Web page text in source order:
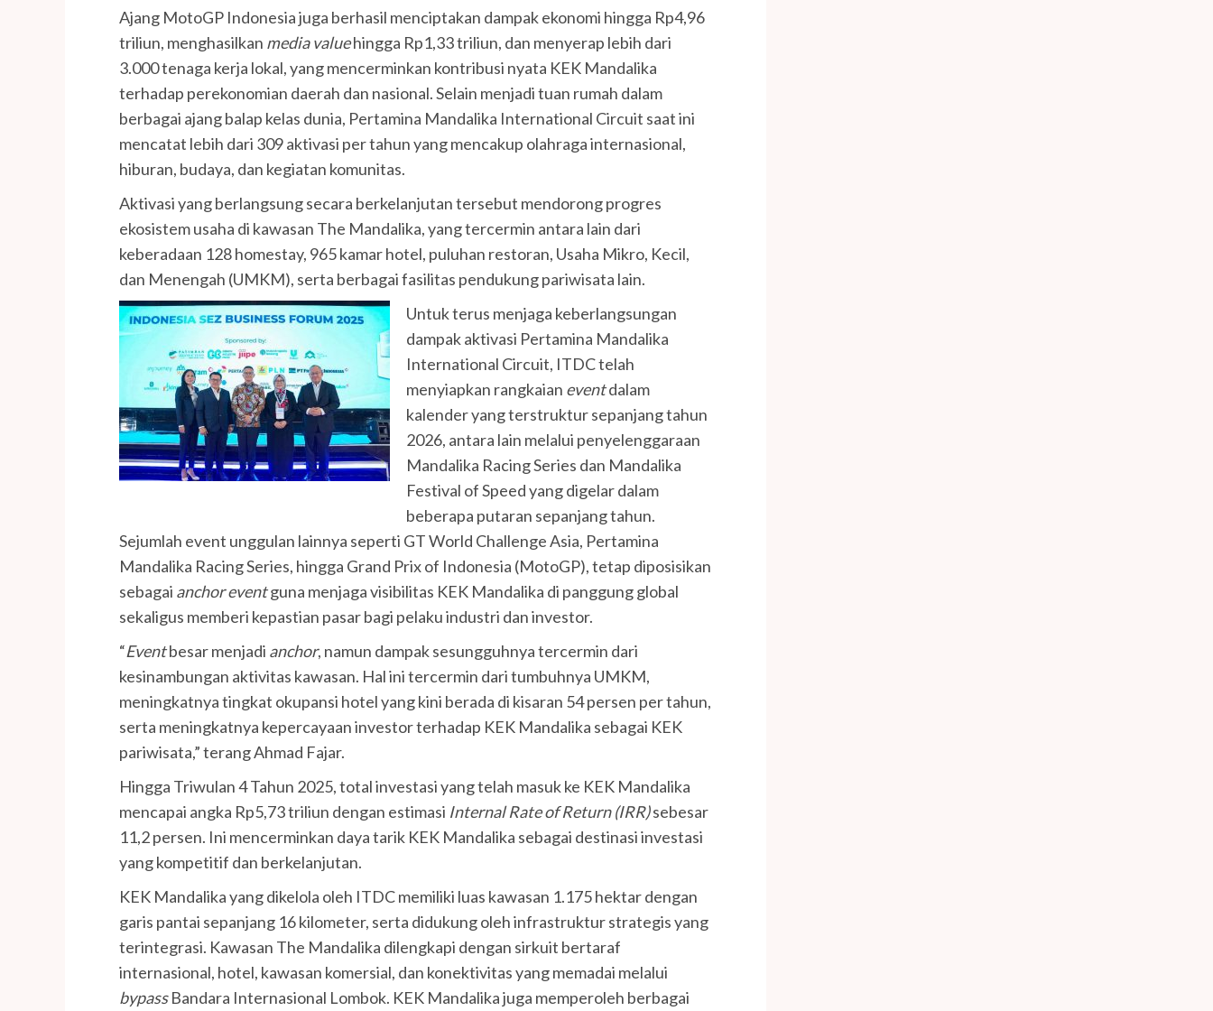
Ajang MotoGP Indonesia juga berhasil menciptakan dampak ekonomi hingga Rp4,96
triliun, menghasilkan media valuehingga Rp1,33 triliun, dan menyerap lebih dari
3.000 tenaga kerja lokal, yang mencerminkan kontribusi nyata KEK Mandalika
terhadap perekonomian daerah dan nasional. Selain menjadi tuan rumah dalam
berbagai ajang balap kelas dunia, Pertamina Mandalika International Circuit saat ini
mencatat lebih dari 309 aktivasi per tahun yang mencakup olahraga internasional,
hiburan, budaya, dan kegiatan komunitas.
Aktivasi yang berlangsung secara berkelanjutan tersebut mendorong progres
ekosistem usaha di kawasan The Mandalika, yang tercermin antara lain dari
keberadaan 128 homestay, 965 kamar hotel, puluhan restoran, Usaha Mikro, Kecil,
dan Menengah (UMKM), serta berbagai fasilitas pendukung pariwisata lain.
Untuk terus menjaga keberlangsungan
dampak aktivasi Pertamina Mandalika
International Circuit, ITDC telah
menyiapkan rangkaian eventdalam
kalender yang terstruktur sepanjang tahun
2026, antara lain melalui penyelenggaraan
Mandalika Racing Series dan Mandalika
Festival of Speed yang digelar dalam
beberapa putaran sepanjang tahun.
Sejumlah event unggulan lainnya seperti GT World Challenge Asia, Pertamina
Mandalika Racing Series, hingga Grand Prix of Indonesia (MotoGP), tetap diposisikan
sebagai anchor eventguna menjaga visibilitas KEK Mandalika di panggung global
sekaligus memberi kepastian pasar bagi pelaku industri dan investor.
“Eventbesar menjadi anchor, namun dampak sesungguhnya tercermin dari
kesinambungan aktivitas kawasan. Hal ini tercermin dari tumbuhnya UMKM,
meningkatnya tingkat okupansi hotel yang kini berada di kisaran 54 persen per tahun,
serta meningkatnya kepercayaan investor terhadap KEK Mandalika sebagai KEK
pariwisata,” terang Ahmad Fajar.
Hingga Triwulan 4 Tahun 2025, total investasi yang telah masuk ke KEK Mandalika
mencapai angka Rp5,73 triliun dengan estimasi Internal Rate of Return (IRR)sebesar
11,2 persen. Ini mencerminkan daya tarik KEK Mandalika sebagai destinasi investasi
yang kompetitif dan berkelanjutan.
KEK Mandalika yang dikelola oleh ITDC memiliki luas kawasan 1.175 hektar dengan
garis pantai sepanjang 16 kilometer, serta didukung oleh infrastruktur strategis yang
terintegrasi. Kawasan The Mandalika dilengkapi dengan sirkuit bertaraf
internasional, hotel, kawasan komersial, dan konektivitas yang memadai melalui
bypassBandara Internasional Lombok. KEK Mandalika juga memperoleh berbagai